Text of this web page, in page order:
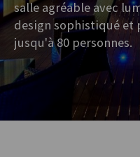
salle agréable avec
design sophistiqué et
jusqu'à 80 personnes.